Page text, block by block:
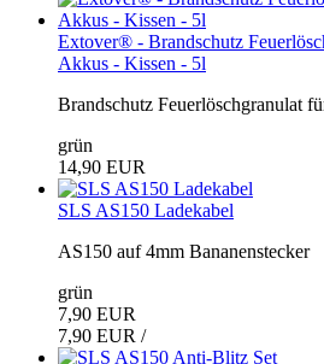
Extover® - Brandschutz
Akkus - Kissen - 5l
Brandschutz Feuerlöschgranulat
grün
14,90 EUR
SLS AS150 Ladekabel
AS150 auf 4mm Bananenstecker
grün
7,90 EUR
7,90 EUR /